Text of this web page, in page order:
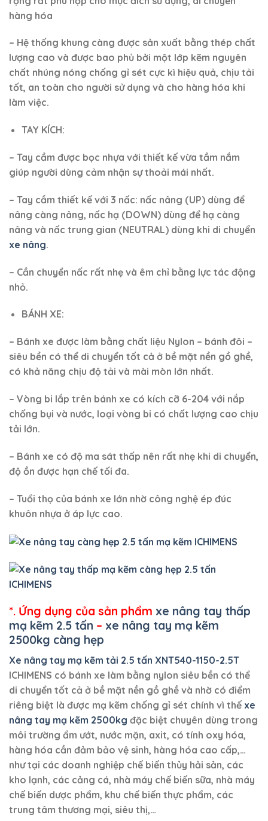
hàng hóa
– Hệ thống khung càng được sản xuất bằng thép chất
lượng cao và được bao phủ bởi một lớp kẽm nguyên
chất nhúng nóng chống gỉ sét cực kì hiệu quả, chịu tải
tốt, an toàn cho người sử dụng và cho hàng hóa khi
làm việc.
TAY KÍCH:
– Tay cầm được bọc nhựa với thiết kế vừa tầm nắm
giúp người dùng cảm nhận sự thoải mái nhất.
– Tay cầm thiết kế với 3 nấc: nấc nâng (UP) dùng để
nâng càng nâng, nấc hạ (DOWN) dùng để hạ càng
nâng và nấc trung gian (NEUTRAL) dùng khi di chuyển
xe nâng.
– Cần chuyển nấc rất nhẹ và êm chỉ bằng lực tác động
nhỏ.
BÁNH XE:
– Bánh xe được làm bằng chất liệu Nylon – bánh đôi –
siêu bền có thể di chuyển tốt cả ở bề mặt nền gồ ghề,
có khả năng chịu độ tải và mài mòn lớn nhất.
– Vòng bi lắp trên bánh xe có kích cỡ 6-204 với nắp
chống bụi và nước, loại vòng bi có chất lượng cao chịu
tải lớn.
– Bánh xe có độ ma sát thấp nên rất nhẹ khi di chuyển,
độ ồn được hạn chế tối đa.
– Tuổi thọ của bánh xe lớn nhờ công nghệ ép đúc
khuôn nhựa ở áp lực cao.
*. Ứng dụng của sản phẩm xe nâng tay thấp
mạ kẽm 2.5 tấn – xe nâng tay mạ kẽm
2500kg càng hẹp
Xe nâng tay mạ kẽm tải 2.5 tấn XNT540-1150-2.5T
ICHIMENS có bánh xe làm bằng nylon siêu bền có thể
di chuyển tốt cả ở bề mặt nền gồ ghề và nhờ có điểm
riêng biệt là được mạ kẽm chống gỉ sét chính vì thế xe
nâng tay mạ kẽm 2500kg đặc biệt chuyên dùng trong
môi trường ẩm ướt, nước mặn, axit, có tính oxy hóa,
hàng hóa cần đảm bảo vệ sinh, hàng hóa cao cấp,…
như tại các doanh nghiệp chế biến thủy hải sản, các
kho lạnh, các cảng cá, nhà máy chế biến sữa, nhà máy
chế biến dược phẩm, khu chế biến thực phẩm, các
trung tâm thương mại, siêu thị,…